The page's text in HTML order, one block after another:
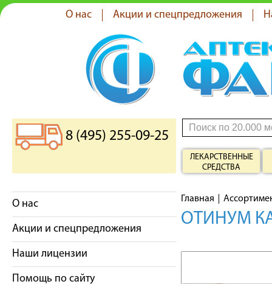
О нас Акции и спецпредложения
8 (495) 255-09-25
ЛЕКАРСТВЕННЫЕ
СРЕДСТВА
О нас
Акции и спецпредложения
Наши лицензии
Помощь по сайту
Главная
ОТИНУМ